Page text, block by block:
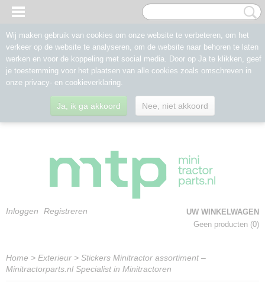
Inloggen Registreren
UW WINKELWAGEN
Geen producten (0)
Home > Exterieur > Stickers Minitractor assortiment –
Minitractorparts.nl Specialist in Minitractoren
Wij maken gebruik van cookies om onze website te verbeteren, om het
verkeer op de website te analyseren, om de website naar behoren te laten
werken en voor de koppeling met social media. Door op Ja te klikken, geef
je toestemming voor het plaatsen van alle cookies zoals omschreven in
onze privacy- en cookieverklaring.
Ja, ik ga akkoord Nee, niet akkoord